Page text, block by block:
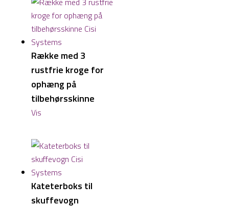
Række med 3
rustfrie kroge for
ophæng på
tilbehørsskinne
Vis
Kateterboks til
skuffevogn